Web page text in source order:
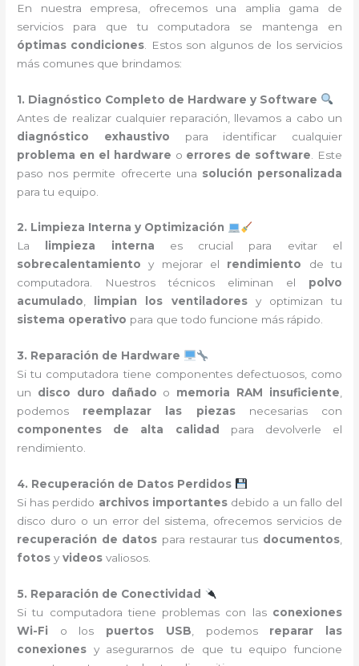
En nuestra empresa, ofrecemos una amplia gama de
servicios para que tu computadora se mantenga en
óptimas condiciones . Estos son algunos de los servicios
más comunes que brindamos:
1. Diagnóstico Completo de Hardware y Software
Antes de realizar cualquier reparación, llevamos a cabo un
diagnóstico exhaustivo para identificar cualquier
problema en el hardware o errores de software . Este
paso nos permite ofrecerte una solución personalizada
para tu equipo.
2. Limpieza Interna y Optimización
La
limpieza interna es crucial para evitar el
sobrecalentamiento y mejorar el rendimiento de tu
computadora. Nuestros técnicos eliminan el polvo
acumulado, limpian los ventiladoresy optimizan tu
sistema operativo para que todo funcione más rápido.
3. Reparación de Hardware
Si tu computadora tiene componentes defectuosos, como
un disco duro dañado o memoria RAM insuficiente,
podemos reemplazar las piezasnecesarias con
componentes de alta calidad
para devolverle el
rendimiento.
4. Recuperación de Datos Perdidos
Si has perdido archivos importantesdebido a un fallo del
disco duro o un error del sistema, ofrecemos servicios de
recuperación de datos para restaurar tus documentos,
fotos yvideos valiosos.
5. Reparación de Conectividad
Si tu computadora tiene problemas con las conexiones
Wi-Fi o los puertos USB , podemos reparar las
conexiones y asegurarnos de que tu equipo funcione